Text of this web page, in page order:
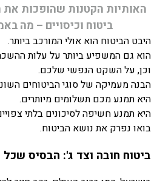
האותיות הקטנות שהופכות את
ביטוח וכיסויים – מה
היבט הביטוח הוא אולי המורכב ביותר.
הוא גם המשפיע ביותר על עלות
וכן, על השקט הנפשי שלכם.
הבנה מעמיקה של סוגי הביטוחים
היא תמנע מכם תשלומים מיותרים.
היא תמנע חשיפה לסיכונים בלתי
בואו נפרק את נושא הביטוח.
ביטוח חובה וצד ג': הבסיס